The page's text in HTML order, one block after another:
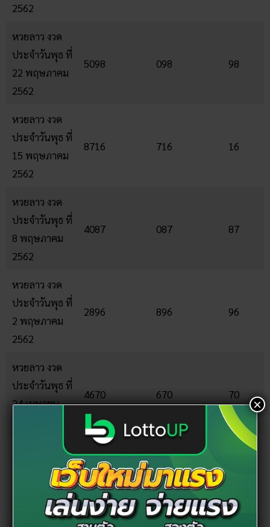
2562
หวยลาว งวด
ประจำวันพุธ ที่
22 พฤษภาคม
2562
5098 098 98
หวยลาว งวด
ประจำวันพุธ ที่
15 พฤษภาคม
2562
8716 716 16
หวยลาว งวด
ประจำวันพุธ ที่
8 พฤษภาคม
2562
4087 087 87
หวยลาว งวด
ประจำวันพุธ ที่
2 พฤษภาคม
2562
2896 896 96
หวยลาว งวด
ประจำวันพุธ ที่
24 เมษายน
4670 670 70
ประจำวันพุธ ที่
19 เมษายน
9587 587
×